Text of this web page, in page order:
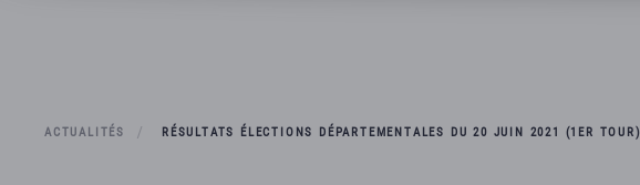
ACTUALITÉS RÉSULTATS ÉLECTIONS DÉPARTEMENTALES DU 20 JUIN 2021 (1ER TOUR)